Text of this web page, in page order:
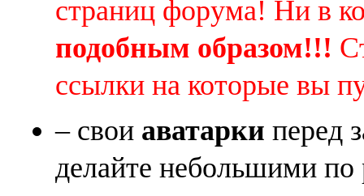
страниц форума! Ни в
подобным образом!!!
ссылки на которые вы
– свои аватарки перед
делайте небольшими по